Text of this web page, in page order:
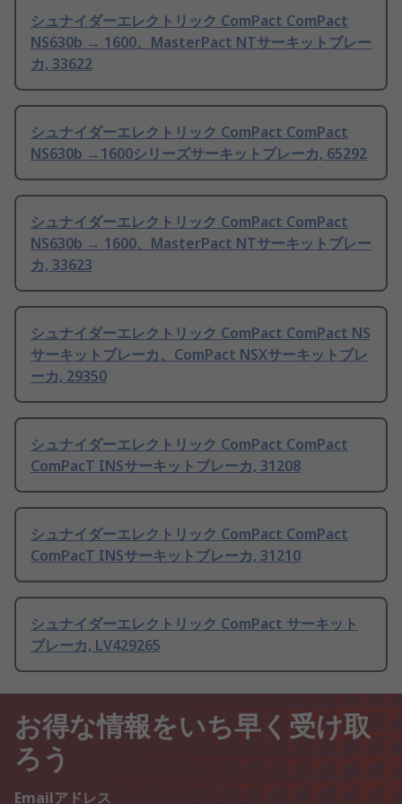
シュナイダーエレクトリック ComPact ComPact
NS630b → 1600、MasterPact NTサーキットブレー
カ, 33622
シュナイダーエレクトリック ComPact ComPact
NS630b →1600シリーズサーキットブレーカ, 65292
シュナイダーエレクトリック ComPact ComPact
NS630b → 1600、MasterPact NTサーキットブレー
カ, 33623
シュナイダーエレクトリック ComPact ComPact NS
サーキットブレーカ、ComPact NSXサーキットブレ
ーカ, 29350
シュナイダーエレクトリック ComPact ComPact
ComPacT INSサーキットブレーカ, 31208
シュナイダーエレクトリック ComPact ComPact
ComPacT INSサーキットブレーカ, 31210
シュナイダーエレクトリック ComPact サーキット
ブレーカ, LV429265
お得な情報をいち早く受け取
ろう
Emailアドレス